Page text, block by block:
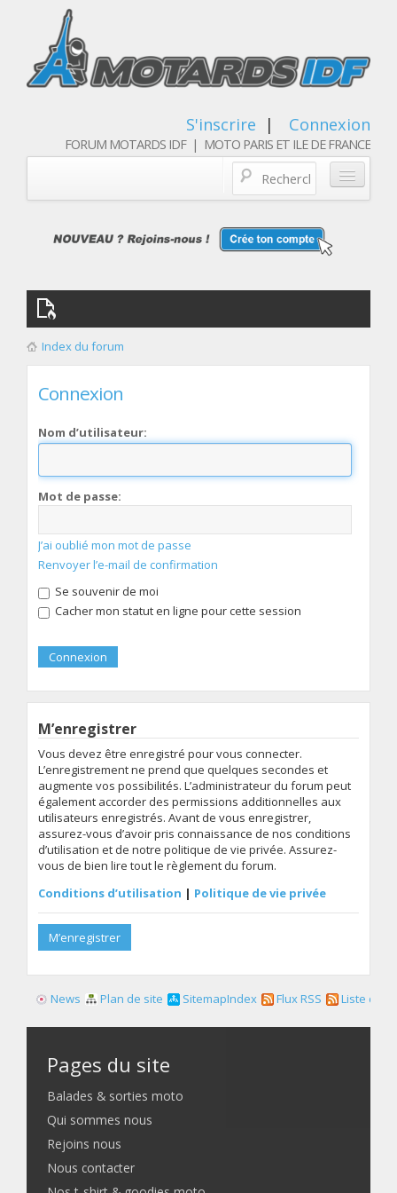
S'inscrire | Connexion
FORUM MOTARDS IDF | MOTO PARIS ET ILE DE FRANCE
Qui sommes nous
Les membres
Index du forum
Connexion
Nom d’utilisateur:
Mot de passe:
J’ai oublié mon mot de passe
Renvoyer l’e-mail de confirmation
Se souvenir de moi
Cacher mon statut en ligne pour cette session
M’enregistrer
Vous devez être enregistré pour vous connecter.
L’enregistrement ne prend que quelques secondes et
augmente vos possibilités. L’administrateur du forum peut
également accorder des permissions additionnelles aux
utilisateurs enregistrés. Avant de vous enregistrer,
assurez-vous d’avoir pris connaissance de nos conditions
d’utilisation et de notre politique de vie privée. Assurez-
vous de bien lire tout le règlement du forum.
Conditions d’utilisation | Politique de vie privée
M’enregistrer
News Plan de site SitemapIndex Flux RSS Liste des
Pages du site
Balades & sorties moto
Qui sommes nous
Rejoins nous
Nous contacter